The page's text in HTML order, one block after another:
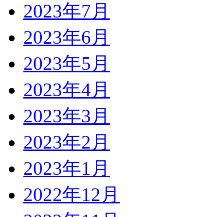
2023年7月
2023年6月
2023年5月
2023年4月
2023年3月
2023年2月
2023年1月
2022年12月